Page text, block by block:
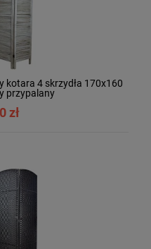
kotara 4 skrzydła 170x160
przypalany
zł